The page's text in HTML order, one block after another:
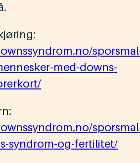
med-downs-
syndrom-og-fertilitet/